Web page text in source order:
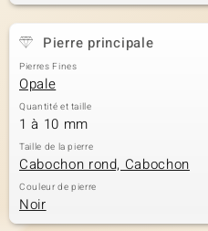
Pierre principale
Pierres Fines
Opale
Quantité et taille
1 à 10 mm
Taille de la pierre
Cabochon rond, Cabochon
Couleur de pierre
Noir